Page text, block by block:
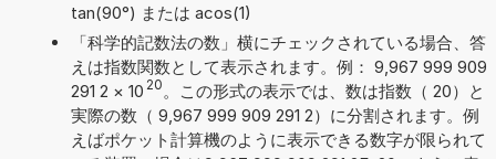
tan(90°) または acos(1)
「科学的記数法の数」横にチェックされている場合、答
えは指数関数として表示されます。例： 9,967 999 909
291 2 × 10 20 。この形式の表示では、数は指数（ 20）と
実際の数（ 9,967 999 909 291 2）に分割されます。例
えばポケット計算機のように表示できる数字が限られて